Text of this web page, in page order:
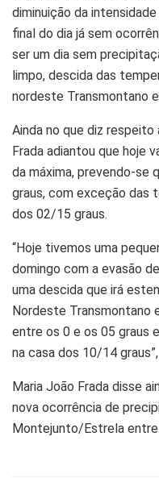
diminuição da
final do dia já sem
ser um dia sem
limpo, descida das
nordeste Transmontano
Ainda no que diz
Frada adiantou que hoje
da máxima, prevendo-se
graus, com exceção das
dos 02/15 graus.
“Hoje tivemos uma
domingo com a evasão
uma descida que irá
Nordeste Transmontano
entre os 0 e os 05 graus
na casa dos 10/14
Maria João Frada disse
nova ocorrência de
Montejunto/Estrela entre